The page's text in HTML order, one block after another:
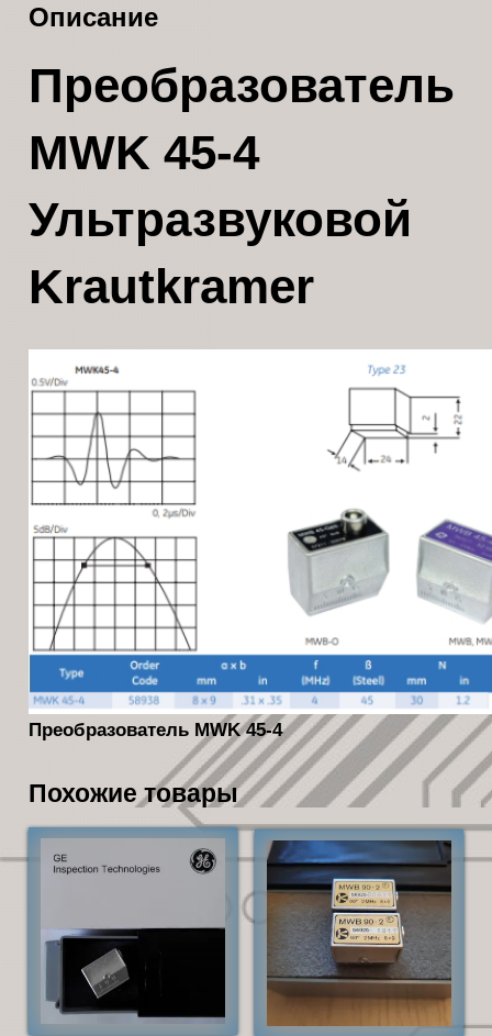
Описание
Преобразователь
MWK 45-4
Ультразвуковой
Krautkramer
Преобразователь MWK 45-4
Похожие товары